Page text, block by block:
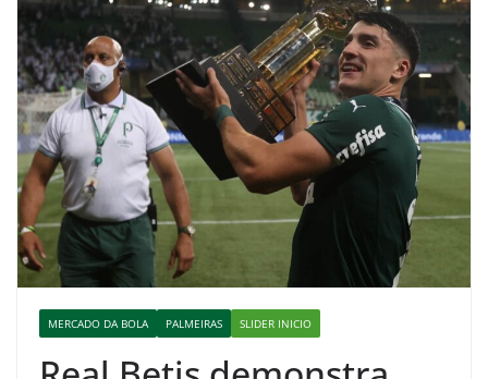
MERCADO DA BOLA PALMEIRAS SLIDER INICIO